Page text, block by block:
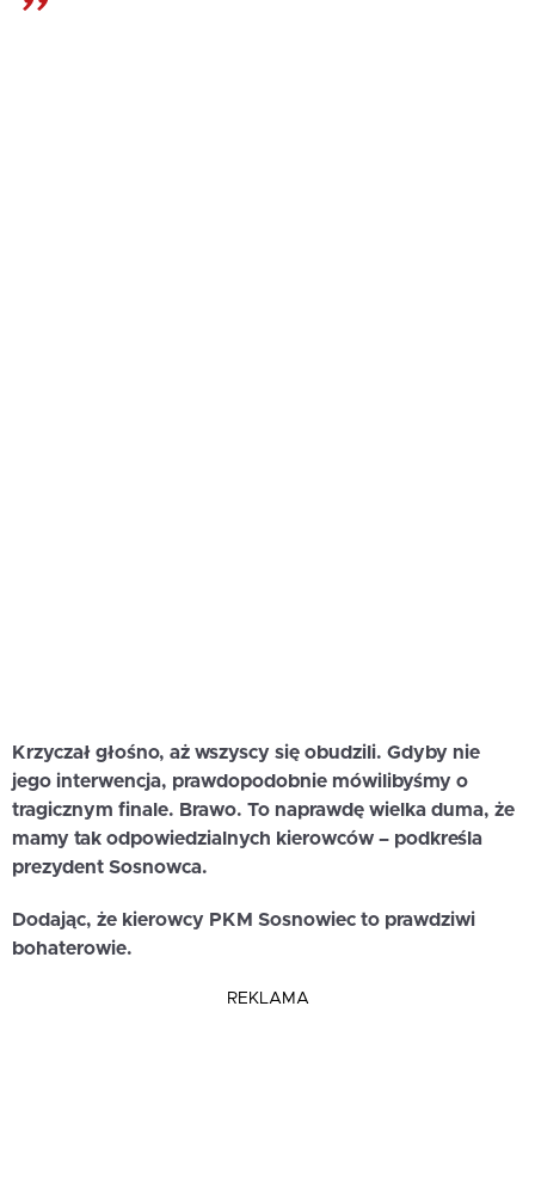
Krzyczał głośno, aż wszyscy się obudzili. Gdyby nie
jego interwencja, prawdopodobnie mówilibyśmy o
tragicznym finale. Brawo. To naprawdę wielka duma, że
mamy tak odpowiedzialnych kierowców – podkreśla
prezydent Sosnowca.
Dodając, że kierowcy PKM Sosnowiec to prawdziwi
bohaterowie.
REKLAMA